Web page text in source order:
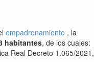
empadronamiento , la
habitantes, de los cuales:
Real Decreto 1.065/2021,